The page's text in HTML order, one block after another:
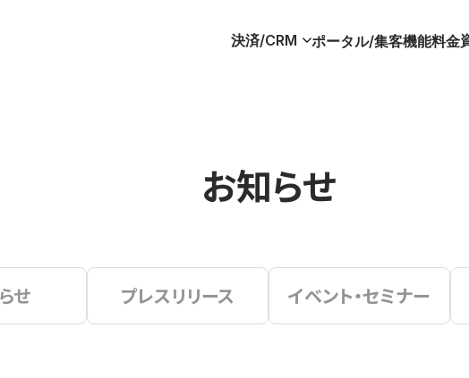
決済/CRM ポータル/集客機能料金
お知らせ
せ プレスリリース イベント・セミナー